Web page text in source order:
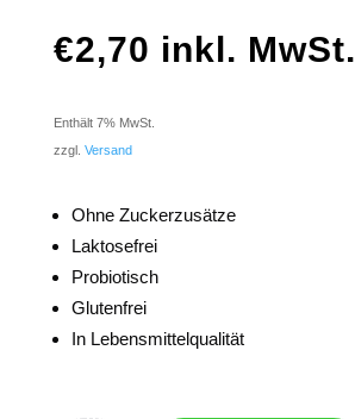
€2,70 inkl. MwSt.
Enthält 7% MwSt.
zzgl. Versand
Ohne Zuckerzusätze
Laktosefrei
Probiotisch
Glutenfrei
In Lebensmittelqualität